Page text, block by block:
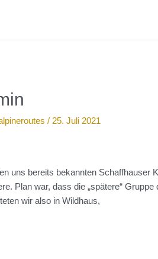
/ 25. Juli 2021
uns bereits bekannten
Plan war, dass die „spätere“
wir also in Wildhaus,